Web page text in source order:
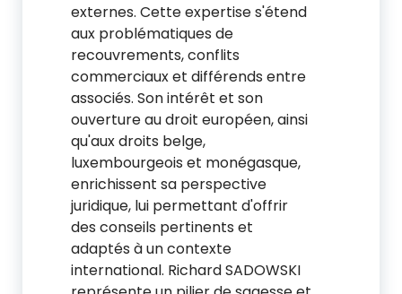
externes. Cette expertise s'étend
aux problématiques de
recouvrements, conflits
commerciaux et différends entre
associés. Son intérêt et son
ouverture au droit européen, ainsi
qu'aux droits belge,
luxembourgeois et monégasque,
enrichissent sa perspective
juridique, lui permettant d'offrir
des conseils pertinents et
adaptés à un contexte
international. Richard SADOWSKI